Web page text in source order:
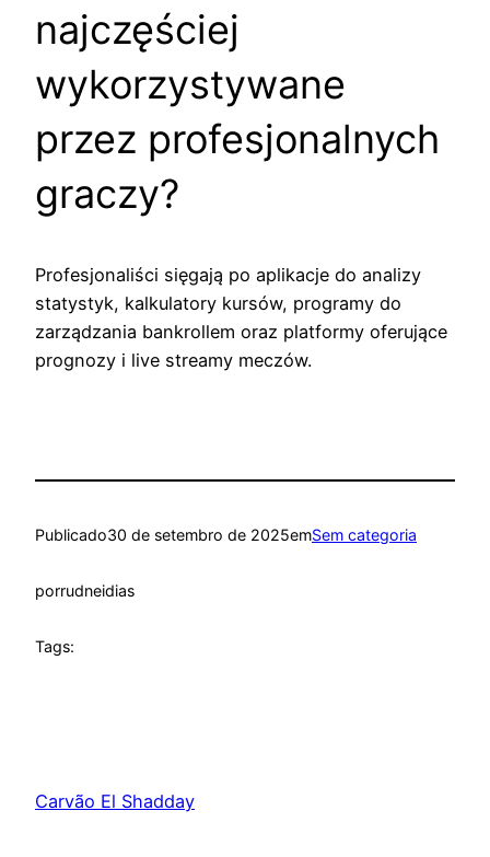
najczęściej
wykorzystywane
przez profesjonalnych
graczy?
Profesjonaliści sięgają po aplikacje do analizy
statystyk, kalkulatory kursów, programy do
zarządzania bankrollem oraz platformy oferujące
prognozy i live streamy meczów.
Publicado30 de setembro de 2025emSem categoria
porrudneidias
Tags:
Carvão El Shadday